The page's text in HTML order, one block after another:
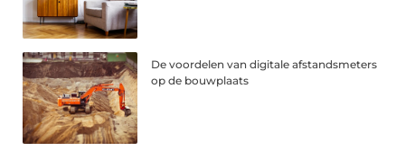
De voordelen van digitale afstandsmeters
op de bouwplaats